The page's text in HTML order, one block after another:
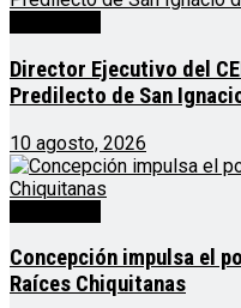
Director Ejecutivo del
Predilecto de San
10 agosto, 2026
Concepción impulsa el
Raíces Chiquitanas